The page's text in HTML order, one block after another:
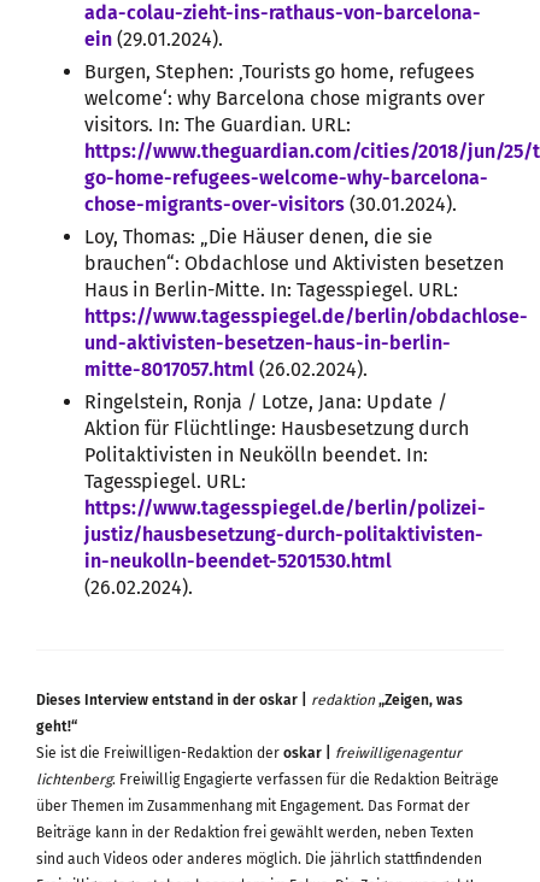
ada-colau-zieht-ins-rathaus-von-barcelona-
ein (29.01.2024).
Burgen, Stephen: ‚Tourists go home, refugees
welcome‘: why Barcelona chose migrants over
visitors. In: The Guardian. URL:
https://www.theguardian.com/cities/2018/jun/
go-home-refugees-welcome-why-barcelona-
chose-migrants-over-visitors (30.01.2024).
Loy, Thomas: „Die Häuser denen, die sie
brauchen“: Obdachlose und Aktivisten besetzen
Haus in Berlin-Mitte. In: Tagesspiegel. URL:
https://www.tagesspiegel.de/berlin/obdachlose-
und-aktivisten-besetzen-haus-in-berlin-
mitte-8017057.html (26.02.2024).
Ringelstein, Ronja / Lotze, Jana: Update /
Aktion für Flüchtlinge: Hausbesetzung durch
Politaktivisten in Neukölln beendet. In:
Tagesspiegel. URL:
https://www.tagesspiegel.de/berlin/polizei-
justiz/hausbesetzung-durch-politaktivisten-
in-neukolln-beendet-5201530.html
(26.02.2024).
Dieses Interview entstand in der oskar | redaktion „Zeigen, was
geht!“
Sie ist die Freiwilligen-Redaktion der oskar |
freiwilligenagentur
lichtenberg. Freiwillig Engagierte verfassen für die Redaktion Beiträge
über Themen im Zusammenhang mit Engagement. Das Format der
Beiträge kann in der Redaktion frei gewählt werden, neben Texten
sind auch Videos oder anderes möglich. Die jährlich stattfindenden